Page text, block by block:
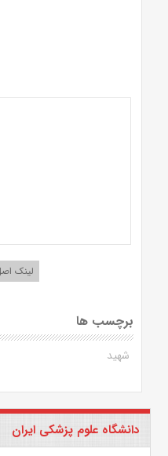
لینک
برچسب ها
شهید
دانشگاه علوم پزشکی ایران